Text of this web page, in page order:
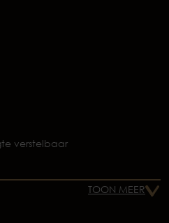
verstelbaar
TOON MEER